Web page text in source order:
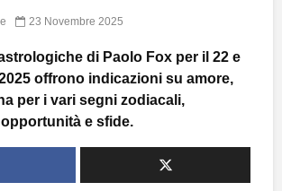
23 Novembre 2025
di Paolo Fox per il 22 e
offrono indicazioni su amore,
per i vari segni zodiacali,
e sfide.